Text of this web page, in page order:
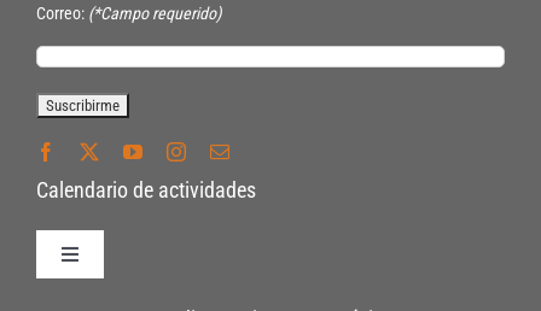
Correo: (*Campo requerido)
Calendario de actividades
Toggle